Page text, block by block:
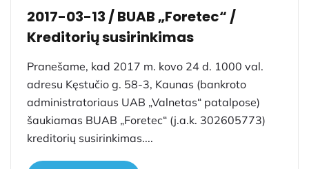
2017-03-13 / BUAB „Foretec“ /
Kreditorių susirinkimas
Pranešame, kad 2017 m. kovo 24 d. 1000 val.
adresu Kęstučio g. 58-3, Kaunas (bankroto
administratoriaus UAB „Valnetas“ patalpose)
šaukiamas BUAB „Foretec“ (j.a.k. 302605773)
kreditorių susirinkimas....